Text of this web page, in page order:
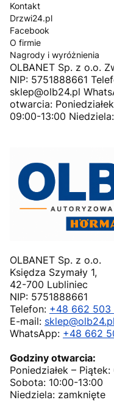
Kontakt
Drzwi24.pl
Facebook
O firmie
Nagrody i wyróżnienia
OLBANET Sp. z o.o.
NIP: 5751888661
sklep@olb24.pl
otwarcia:
09:00-13:00
OLBANET Sp. z o.o.
Księdza Szymały 1,
42-700 Lubliniec
NIP: 5751888661
Telefon: +48 662 503
E-mail: sklep@olb24.pl
WhatsApp: +48 662
Godziny otwarcia:
Poniedziałek –
Sobota: 10:00-13:00
Niedziela: zamknięte